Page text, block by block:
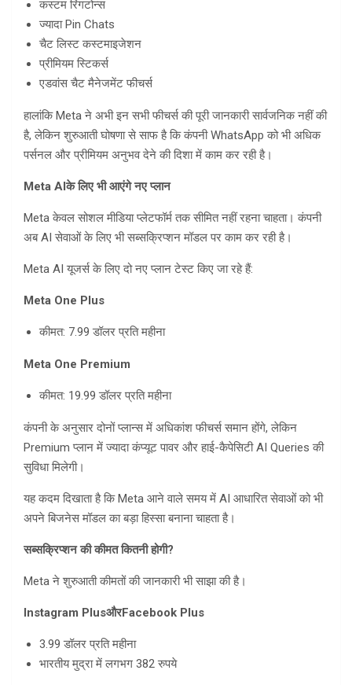
कस्टम रिंगटोन्स
ज्यादा Pin Chats
चैट लिस्ट कस्टमाइजेशन
प्रीमियम स्टिकर्स
एडवांस चैट मैनेजमेंट फीचर्स
हालांकि Meta ने अभी इन सभी फीचर्स की पूरी जानकारी सार्वजनिक नहीं की
है, लेकिन शुरुआती घोषणा से साफ है कि कंपनी WhatsApp को भी अधिक
पर्सनल और प्रीमियम अनुभव देने की दिशा में काम कर रही है।
Meta AIके लिए भी आएंगे नए प्लान
Meta केवल सोशल मीडिया प्लेटफॉर्म तक सीमित नहीं रहना चाहता। कंपनी
अब AI सेवाओं के लिए भी सब्सक्रिप्शन मॉडल पर काम कर रही है।
Meta AI यूजर्स के लिए दो नए प्लान टेस्ट किए जा रहे हैं:
Meta One Plus
कीमत: 7.99 डॉलर प्रति महीना
Meta One Premium
कीमत: 19.99 डॉलर प्रति महीना
कंपनी के अनुसार दोनों प्लान्स में अधिकांश फीचर्स समान होंगे, लेकिन
Premium प्लान में ज्यादा कंप्यूट पावर और हाई-कैपेसिटी AI Queries की
सुविधा मिलेगी।
यह कदम दिखाता है कि Meta आने वाले समय में AI आधारित सेवाओं को भी
अपने बिजनेस मॉडल का बड़ा हिस्सा बनाना चाहता है।
सब्सक्रिप्शन की कीमत कितनी होगी?
Meta ने शुरुआती कीमतों की जानकारी भी साझा की है।
Instagram PlusऔरFacebook Plus
3.99 डॉलर प्रति महीना
भारतीय मुद्रा में लगभग 382 रुपये